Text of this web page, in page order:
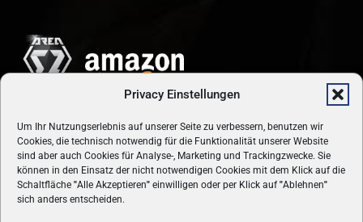
Privacy Einstellungen
Um Ihr Nutzungserlebnis auf unserer Seite zu verbessern, benutzen wir
Cookies, die technisch notwendig für die Funktionalität unserer Website
sind aber auch Cookies für Analyse-, Marketing und Trackingzwecke. Sie
können in den Einsatz der nicht notwendigen Cookies mit dem Klick auf die
Schaltfläche "Alle Akzeptieren" einwilligen oder per Klick auf"Ablehnen"
sich anders entscheiden.